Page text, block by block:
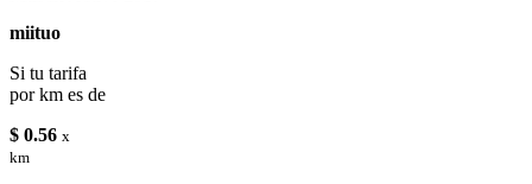
miituo
Si tu tarifa
por km es de
$ 0.56 x
km